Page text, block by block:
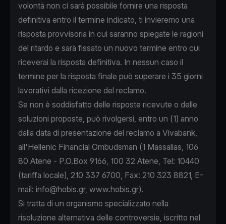
volontà non ci sarà possibile fornire una risposta
definitiva entro il termine indicato, ti invieremo una
risposta provvisoria in cui saranno spiegate le ragioni
del ritardo e sarà fissato un nuovo termine entro cui
riceverai la risposta definitiva. In nessun caso il
termine per la risposta finale può superare i 35 giorni
lavorativi dalla ricezione del reclamo.
Se non è soddisfatto delle risposte ricevute o delle
soluzioni proposte, può rivolgersi, entro un (1) anno
dalla data di presentazione del reclamo a Vivabank,
all'Hellenic Financial Ombudsman (1 Massalias, 106
80 Atene - P.O.Box 9166, 100 32 Atene, Tel: 10440
(tariffa locale), 210 337 6700, Fax: 210 323 8821, E-
mail: info@hobis.gr, www.hobis.gr).
Si tratta di un organismo specializzato nella
risoluzione alternativa delle controversie, iscritto nel